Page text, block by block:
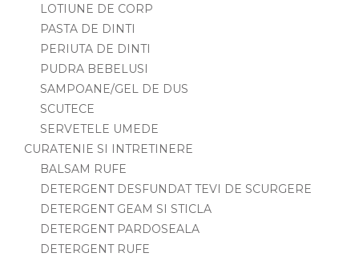
LOTIUNE DE CORP
PASTA DE DINTI
PERIUTA DE DINTI
PUDRA BEBELUSI
SAMPOANE/GEL DE DUS
SCUTECE
SERVETELE UMEDE
CURATENIE SI INTRETINERE
BALSAM RUFE
DETERGENT DESFUNDAT TEVI DE SCURGERE
DETERGENT GEAM SI STICLA
DETERGENT PARDOSEALA
DETERGENT RUFE